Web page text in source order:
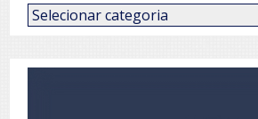
Categorias
de